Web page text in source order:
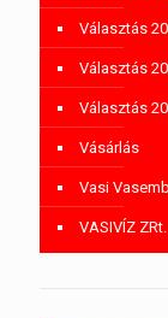
Választás
Választás
Választás
Vásárlás
Vasi
VASIVÍZ ZRt.